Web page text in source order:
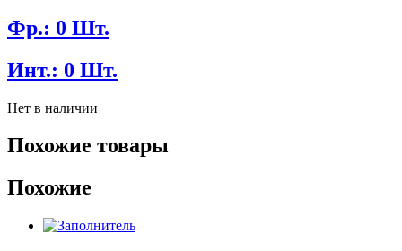
Фр.: 0 Шт.
Инт.: 0 Шт.
Нет в наличии
Похожие товары
Похожие